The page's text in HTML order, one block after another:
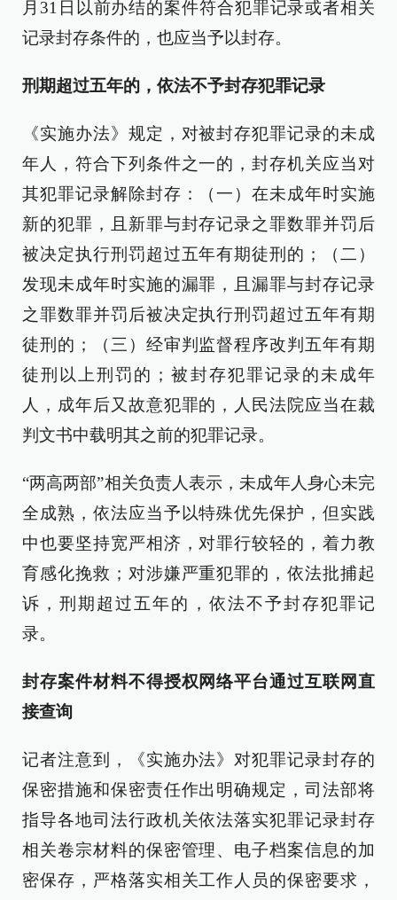
月31日以前办结的案件符合犯罪记录或者相关
记录封存条件的，也应当予以封存。
刑期超过五年的，依法不予封存犯罪记录
《实施办法》规定，对被封存犯罪记录的未成
年人，符合下列条件之一的，封存机关应当对
其犯罪记录解除封存：（一）在未成年时实施
新的犯罪，且新罪与封存记录之罪数罪并罚后
被决定执行刑罚超过五年有期徒刑的；（二）
发现未成年时实施的漏罪，且漏罪与封存记录
之罪数罪并罚后被决定执行刑罚超过五年有期
徒刑的；（三）经审判监督程序改判五年有期
徒刑以上刑罚的；被封存犯罪记录的未成年
人，成年后又故意犯罪的，人民法院应当在裁
判文书中载明其之前的犯罪记录。
“两高两部”相关负责人表示，未成年人身心未完
全成熟，依法应当予以特殊优先保护，但实践
中也要坚持宽严相济，对罪行较轻的，着力教
育感化挽救；对涉嫌严重犯罪的，依法批捕起
诉，刑期超过五年的，依法不予封存犯罪记
录。
封存案件材料不得授权网络平台通过互联网直
接查询
记者注意到，《实施办法》对犯罪记录封存的
保密措施和保密责任作出明确规定，司法部将
指导各地司法行政机关依法落实犯罪记录封存
相关卷宗材料的保密管理、电子档案信息的加
密保存，严格落实相关工作人员的保密要求，